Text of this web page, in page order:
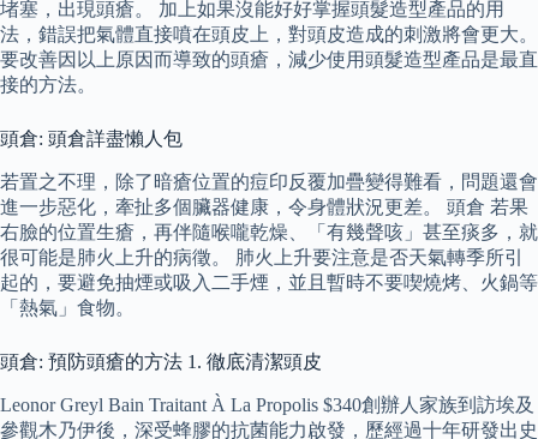
堵塞，出現頭瘡。 加上如果沒能好好掌握頭髮造型產品的用
法，錯誤把氣體直接噴在頭皮上，對頭皮造成的刺激將會更大。
要改善因以上原因而導致的頭瘡，減少使用頭髮造型產品是最直
接的方法。
頭倉: 頭倉詳盡懶人包
若置之不理，除了暗瘡位置的痘印反覆加疊變得難看，問題還會
進一步惡化，牽扯多個臟器健康，令身體狀況更差。 頭倉 若果
右臉的位置生瘡，再伴隨喉嚨乾燥、「有幾聲咳」甚至痰多，就
很可能是肺火上升的病徵。 肺火上升要注意是否天氣轉季所引
起的，要避免抽煙或吸入二手煙，並且暫時不要喫燒烤、火鍋等
「熱氣」食物。
頭倉: 預防頭瘡的方法 1. 徹底清潔頭皮
Leonor Greyl Bain Traitant À La Propolis $340創辦人家族到訪埃及
參觀木乃伊後，深受蜂膠的抗菌能力啟發，歷經過十年研發出史